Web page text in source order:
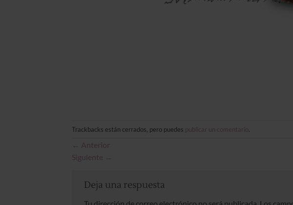
Trackbacks están cerrados, pero puedes publicar un comentario.
← Anterior
Siguiente →
Deja una respuesta
Tu dirección de correo electrónico no será publicada. Los